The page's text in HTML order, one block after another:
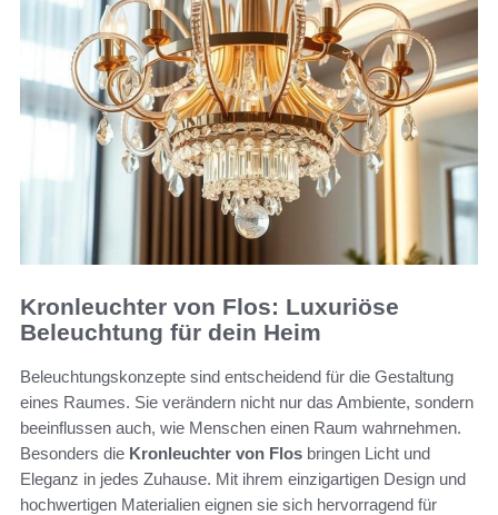
Kronleuchter von Flos: Luxuriöse
Beleuchtung für dein Heim
Beleuchtungskonzepte sind entscheidend für die Gestaltung
eines Raumes. Sie verändern nicht nur das Ambiente, sondern
beeinflussen auch, wie Menschen einen Raum wahrnehmen.
Besonders die Kronleuchter von Flos bringen Licht und
Eleganz in jedes Zuhause. Mit ihrem einzigartigen Design und
hochwertigen Materialien eignen sie sich hervorragend für